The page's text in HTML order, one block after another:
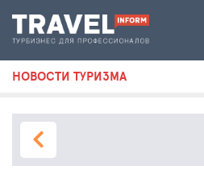
НОВОСТИ ТУРИЗМА